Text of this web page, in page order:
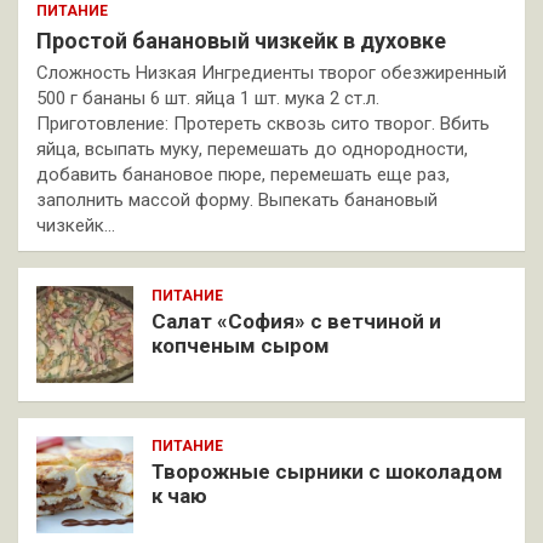
ПИТАНИЕ
Простой банановый чизкейк в духовке
Сложность Низкая Ингредиенты творог обезжиренный
500 г бананы 6 шт. яйца 1 шт. мука 2 ст.л.
Приготовление: Протереть сквозь сито творог. Вбить
яйца, всыпать муку, перемешать до однородности,
добавить банановое пюре, перемешать еще раз,
заполнить массой форму. Выпекать банановый
чизкейк…
ПИТАНИЕ
Салат «София» с ветчиной и
копченым сыром
ПИТАНИЕ
Творожные сырники с шоколадом
к чаю